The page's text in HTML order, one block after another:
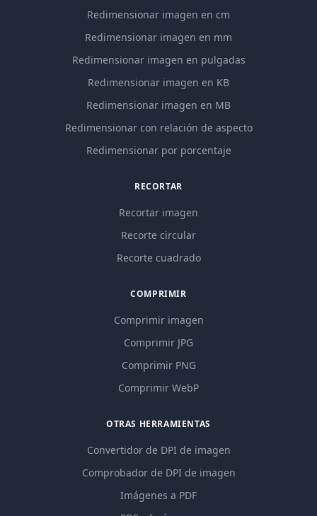
Redimensionar imagen en cm
Redimensionar imagen en mm
Redimensionar imagen en pulgadas
Redimensionar imagen en KB
Redimensionar imagen en MB
Redimensionar con relación de aspecto
Redimensionar por porcentaje
RECORTAR
Recortar imagen
Recorte circular
Recorte cuadrado
COMPRIMIR
Comprimir imagen
Comprimir JPG
Comprimir PNG
Comprimir WebP
OTRAS HERRAMIENTAS
Convertidor de DPI de imagen
Comprobador de DPI de imagen
Imágenes a PDF